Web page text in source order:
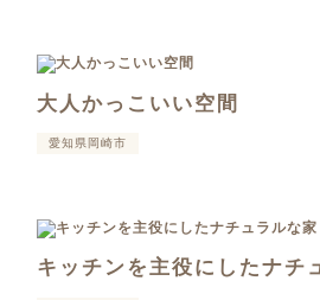
大人かっこいい空間
愛知県岡崎市
キッチンを主役にしたナチ